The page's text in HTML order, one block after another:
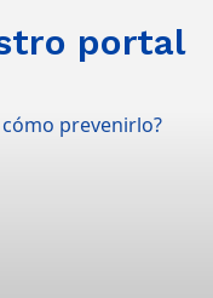
portal